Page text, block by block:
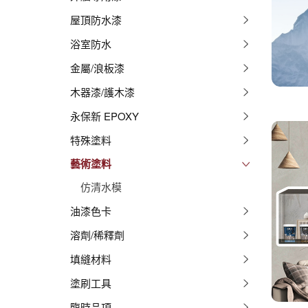
屋頂防水漆
浴室防水
金屬/浪板漆
木器漆/護木漆
永保新 EPOXY
特殊塗料
藝術塗料
仿清水模
油漆色卡
溶劑/稀釋劑
填縫材料
塗刷工具